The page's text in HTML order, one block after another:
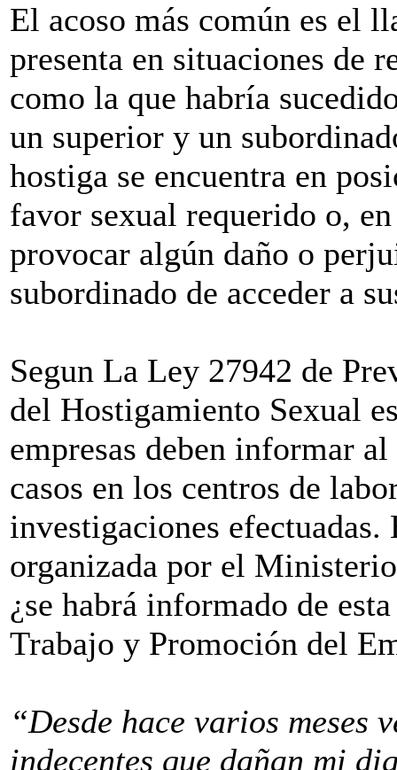
El acoso más común es el
presenta en situaciones de
como la que habría
un superior y un
hostiga se encuentra en
favor sexual requerido o,
provocar algún daño o
subordinado de acceder a
Segun La Ley 27942 de
del Hostigamiento Sexual
empresas deben informar
casos en los centros de
investigaciones efectuadas.
organizada por el
¿se habrá informado de
Trabajo y Promoción del
“Desde hace varios meses
indecentes que dañan mi